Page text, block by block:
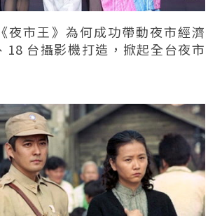
夜市王》為何成功帶動夜市經濟
18 台攝影機打造，掀起全台夜市